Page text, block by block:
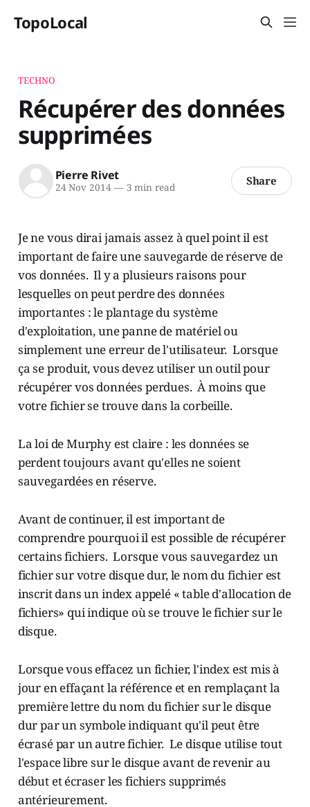
TopoLocal
TECHNO
Récupérer des données
supprimées
Pierre Rivet
24 Nov 2014 —3 min read Share
Je ne vous dirai jamais assez à quel point il est
important de faire une sauvegarde de réserve de
vos données. Il y a plusieurs raisons pour
lesquelles on peut perdre des données
importantes : le plantage du système
d'exploitation, une panne de matériel ou
simplement une erreur de l'utilisateur. Lorsque
ça se produit, vous devez utiliser un outil pour
récupérer vos données perdues. À moins que
votre fichier se trouve dans la corbeille.
La loi de Murphy est claire : les données se
perdent toujours avant qu'elles ne soient
sauvegardées en réserve.
Avant de continuer, il est important de
comprendre pourquoi il est possible de récupérer
certains fichiers. Lorsque vous sauvegardez un
fichier sur votre disque dur, le nom du fichier est
inscrit dans un index appelé « table d'allocation de
fichiers» qui indique où se trouve le fichier sur le
disque.
Lorsque vous effacez un fichier, l'index est mis à
jour en effaçant la référence et en remplaçant la
première lettre du nom du fichier sur le disque
dur par un symbole indiquant qu'il peut être
écrasé par un autre fichier. Le disque utilise tout
l'espace libre sur le disque avant de revenir au
début et écraser les fichiers supprimés
antérieurement.